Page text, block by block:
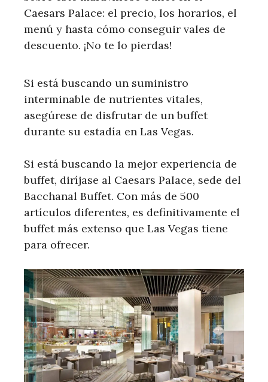
Caesars Palace: el precio, los horarios, el
menú y hasta cómo conseguir vales de
descuento. ¡No te lo pierdas!
Si está buscando un suministro
interminable de nutrientes vitales,
asegúrese de disfrutar de un buffet
durante su estadía en Las Vegas.
Si está buscando la mejor experiencia de
buffet, diríjase al Caesars Palace, sede del
Bacchanal Buffet. Con más de 500
artículos diferentes, es definitivamente el
buffet más extenso que Las Vegas tiene
para ofrecer.